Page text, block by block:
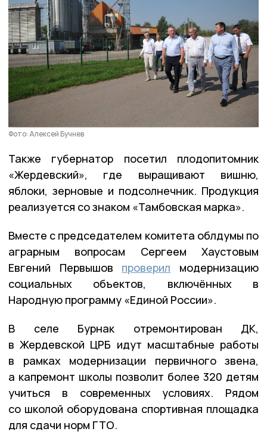
Фото: Алексей Бучнев
Также губернатор посетил плодопитомник
«Жердевский», где выращивают вишню,
яблоки, зерновые и подсолнечник. Продукция
реализуется со знаком «Тамбовская марка».
Вместе с председателем комитета облдумы по
аграрным вопросам Сергеем Хаустовым
Евгений Первышов проверил модернизацию
социальных объектов, включённых в
Народную программу «Единой России».
В селе Бурнак отремонтирован ДК,
в Жердевской ЦРБ идут масштабные работы
в рамках модернизации первичного звена,
а капремонт школы позволит более 320 детям
учиться в современных условиях. Рядом
со школой оборудована спортивная площадка
для сдачи норм ГТО.